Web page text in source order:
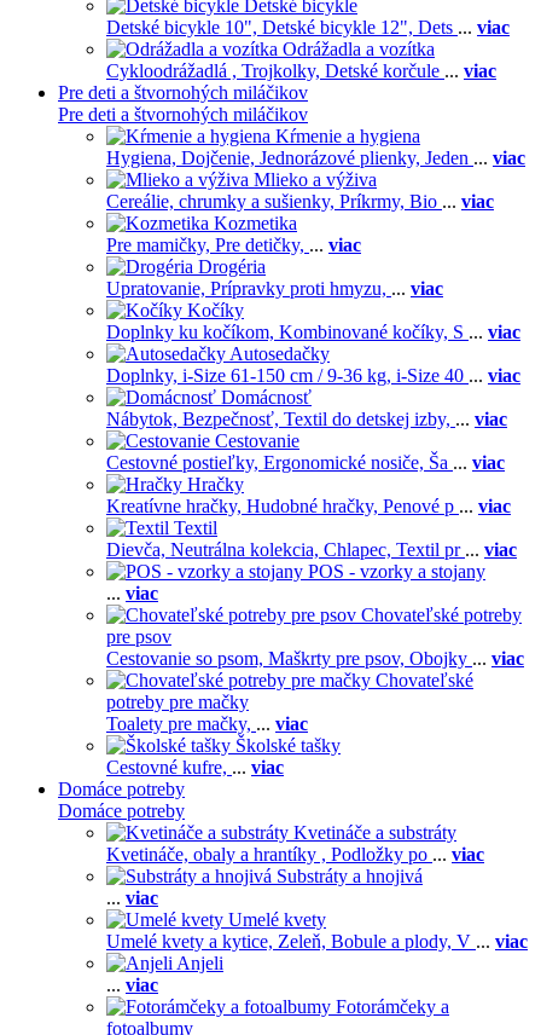
Detské bicykle
Detské bicykle 10", Detské bicykle 12", Dets ... viac
Odrážadla a vozítka
Cykloodrážadlá , Trojkolky, Detské korčule ... viac
Pre deti a štvornohých miláčikov
Pre deti a štvornohých miláčikov
Kŕmenie a hygiena
Hygiena, Dojčenie, Jednorázové plienky, Jeden ... viac
Mlieko a výživa
Cereálie, chrumky a sušienky, Príkrmy, Bio ... viac
Kozmetika
Pre mamičky, Pre detičky, ... viac
Drogéria
Upratovanie, Prípravky proti hmyzu, ... viac
Kočíky
Doplnky ku kočíkom, Kombinované kočíky, S ... viac
Autosedačky
Doplnky, i-Size 61-150 cm / 9-36 kg, i-Size 40 ... viac
Domácnosť
Nábytok, Bezpečnosť, Textil do detskej izby, ... viac
Cestovanie
Cestovné postieľky, Ergonomické nosiče, Ša ... viac
Hračky
Kreatívne hračky, Hudobné hračky, Penové p ... viac
Textil
Dievča, Neutrálna kolekcia, Chlapec, Textil pr ... viac
POS - vzorky a stojany
... viac
Chovateľské potreby
pre psov
Cestovanie so psom, Maškrty pre psov, Obojky ... viac
Chovateľské
potreby pre mačky
Toalety pre mačky, ... viac
Školské tašky
Cestovné kufre, ... viac
Domáce potreby
Domáce potreby
Kvetináče a substráty
Kvetináče, obaly a hrantíky , Podložky po ... viac
Substráty a hnojivá
... viac
Umelé kvety
Umelé kvety a kytice, Zeleň, Bobule a plody, V ... viac
Anjeli
... viac
Fotorámčeky a
fotoalbumy